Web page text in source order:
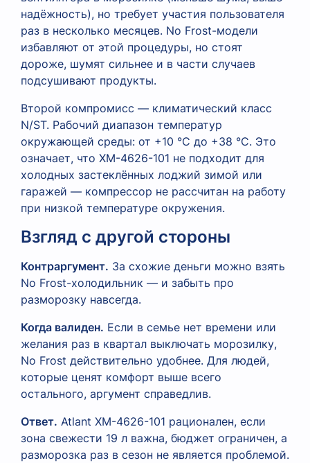
надёжность), но требует участия пользователя
раз в несколько месяцев. No Frost-модели
избавляют от этой процедуры, но стоят
дороже, шумят сильнее и в части случаев
подсушивают продукты.
Второй компромисс — климатический класс
N/ST. Рабочий диапазон температур
окружающей среды: от +10 °C до +38 °C. Это
означает, что XM-4626-101 не подходит для
холодных застеклённых лоджий зимой или
гаражей — компрессор не рассчитан на работу
при низкой температуре окружения.
Взгляд с другой стороны
Контраргумент. За схожие деньги можно взять
No Frost-холодильник — и забыть про
разморозку навсегда.
Когда валиден. Если в семье нет времени или
желания раз в квартал выключать морозилку,
No Frost действительно удобнее. Для людей,
которые ценят комфорт выше всего
остального, аргумент справедлив.
Ответ. Atlant XM-4626-101 рационален, если
зона свежести 19 л важна, бюджет ограничен, а
разморозка раз в сезон не является проблемой.